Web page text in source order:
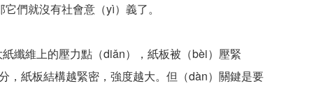
們就沒有社會意（yì）義了。
纖維上的壓力點（diǎn），紙板被（bèi）壓緊
，紙板結構越緊密，強度越大。但（dàn）關鍵是要